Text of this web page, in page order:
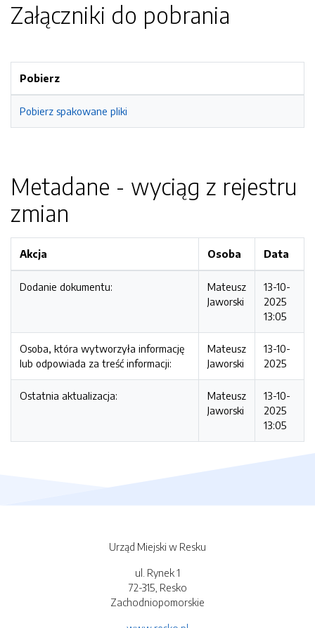
Załączniki do pobrania
Pobierz
Pobierz spakowane pliki
Metadane - wyciąg z rejestru
zmian
Akcja Osoba Data
Dodanie dokumentu:
Mateusz
Jaworski
13-10-
2025
13:05
Osoba, która wytworzyła informację
lub odpowiada za treść informacji:
Mateusz
Jaworski
13-10-
2025
Ostatnia aktualizacja:
Mateusz
Jaworski
13-10-
2025
13:05
Urząd Miejski w Resku
ul. Rynek 1
72-315, Resko
Zachodniopomorskie